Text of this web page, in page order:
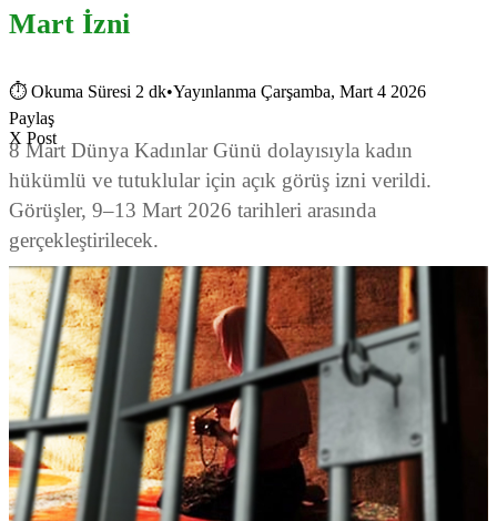
Mart İzni
⏱ Okuma Süresi 2 dk•Yayınlanma Çarşamba, Mart 4 2026
Paylaş
X Post
8 Mart Dünya Kadınlar Günü dolayısıyla kadın
hükümlü ve tutuklular için açık görüş izni verildi.
Görüşler, 9–13 Mart 2026 tarihleri arasında
gerçekleştirilecek.